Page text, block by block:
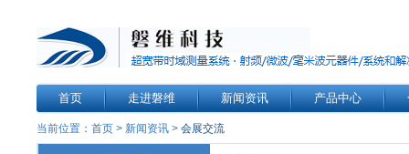
首页 走进磐维 新闻资讯 产品中心
当前位置： 首页 > 新闻资讯 > 会展交流